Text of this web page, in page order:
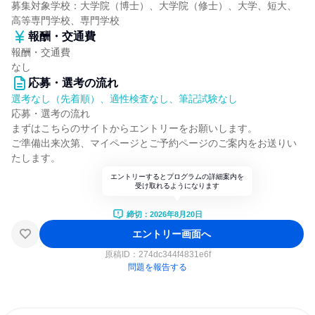
募集対象学校：大学院（博士）、大学院（修士）、大学、短大、
高等専門学校、専門学校
報酬・交通費
報酬・交通費
なし
応募・選考の流れ
選考なし（先着順）、適性検査なし、筆記試験なし
応募・選考の流れ
まずはこちらのサイトからエントリーをお願いします。
ご準備出来次第、マイページとご予約ページのご案内をお送りい
たします。
エントリーするとプログラムの詳細案内を
受け取れるようになります
締切：2026年8月20日
エントリー画面へ
原稿ID： 274dc344f4831e6f
問題を報告する